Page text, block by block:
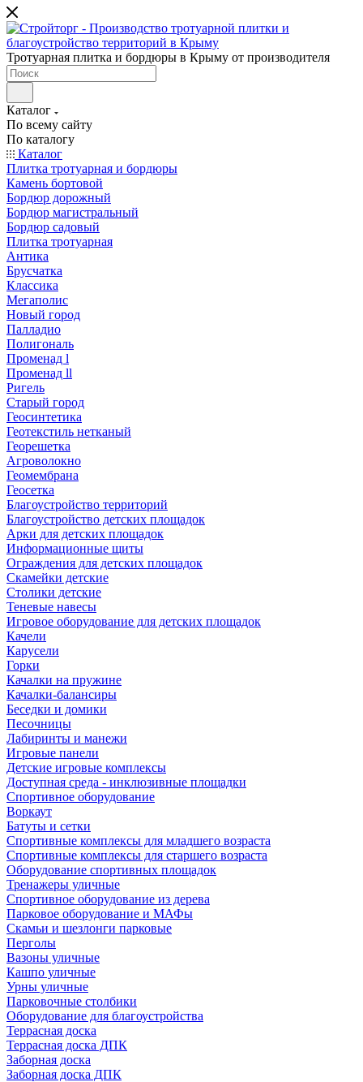
Тротуарная плитка и бордюры в Крыму от производителя
Каталог
По всему сайту
По каталогу
Каталог
Плитка тротуарная и бордюры
Камень бортовой
Бордюр дорожный
Бордюр магистральный
Бордюр садовый
Плитка тротуарная
Антика
Брусчатка
Классика
Мегаполис
Новый город
Палладио
Полигональ
Променад l
Променад ll
Ригель
Старый город
Геосинтетика
Геотекстиль нетканый
Георешетка
Агроволокно
Геомембрана
Геосетка
Благоустройство территорий
Благоустройство детских площадок
Арки для детских площадок
Информационные щиты
Ограждения для детских площадок
Скамейки детские
Столики детские
Теневые навесы
Игровое оборудование для детских площадок
Качели
Карусели
Горки
Качалки на пружине
Качалки-балансиры
Беседки и домики
Песочницы
Лабиринты и манежи
Игровые панели
Детские игровые комплексы
Доступная среда - инклюзивные площадки
Спортивное оборудование
Воркаут
Батуты и сетки
Спортивные комплексы для младшего возраста
Спортивные комплексы для старшего возраста
Оборудование спортивных площадок
Тренажеры уличные
Спортивное оборудование из дерева
Парковое оборудование и МАФы
Скамьи и шезлонги парковые
Перголы
Вазоны уличные
Кашпо уличные
Урны уличные
Парковочные столбики
Оборудование для благоустройства
Террасная доска
Террасная доска ДПК
Заборная доска
Заборная доска ДПК